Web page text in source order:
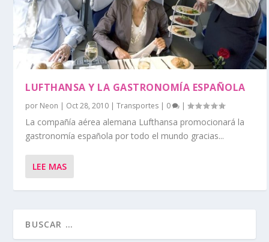
LUFTHANSA Y LA GASTRONOMÍA ESPAÑOLA
por Neon | Oct 28, 2010 |Transportes | 0 |
La compañía aérea alemana Lufthansa promocionará la
gastronomía española por todo el mundo gracias...
LEE MAS